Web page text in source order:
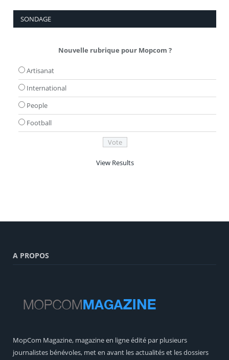
SONDAGE
Nouvelle rubrique pour Mopcom ?
Artisanat
International
People
Football
View Results
A PROPOS
MopCom Magazine, magazine en ligne édité par plusieurs
journalistes bénévoles, met en avant les actualités et les dossiers